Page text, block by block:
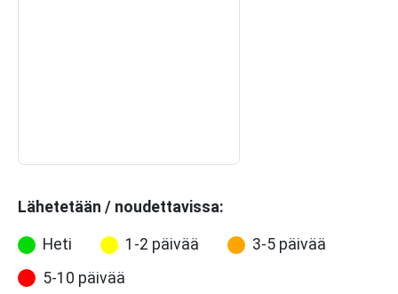
Lähetetään / noudettavissa:
Heti 1-2 päivää
3-5 päivää
5-10 päivää